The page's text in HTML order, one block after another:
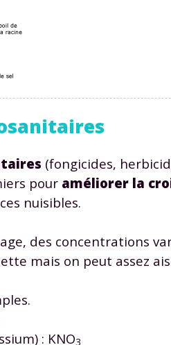
(fongicides,
pour améliorer la
nuisibles.
des concentrations
mais on peut assez
: KNO3
votre
gratuitement
de cours et vidéos
corrigés